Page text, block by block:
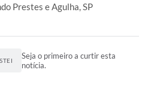
Prestes e Agulha, SP
Seja o primeiro a curtir esta
notícia.